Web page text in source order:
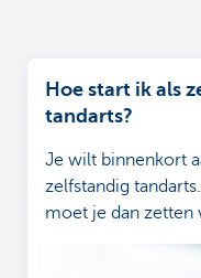
Hoe start ik als
tandarts?
Je wilt binnenkort
zelfstandig
moet je dan zetten
welke erna? We